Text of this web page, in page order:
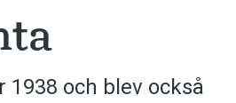
och blev också